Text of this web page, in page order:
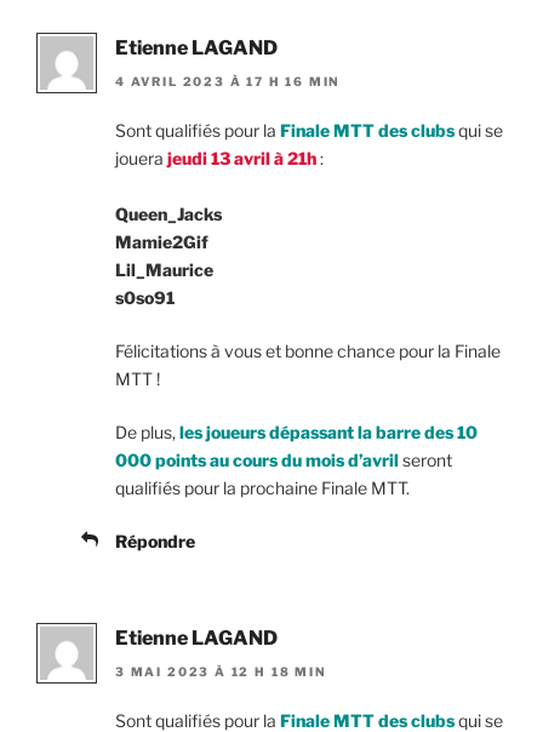
Etienne LAGAND
4 AVRIL 2023 À 17 H 16 MIN
Sont qualifiés pour la Finale MTT des clubsqui se
jouera jeudi 13 avril à 21h:
Queen_Jacks
Mamie2Gif
Lil_Maurice
s0so91
Félicitations à vous et bonne chance pour la Finale
MTT !
De plus,les joueurs dépassant la barre des 10
000 points au cours du mois d’avrilseront
qualifiés pour la prochaine Finale MTT.
Répondre
Etienne LAGAND
3 MAI 2023 À 12 H 18 MIN
Sont qualifiés pour la Finale MTT des clubsqui se